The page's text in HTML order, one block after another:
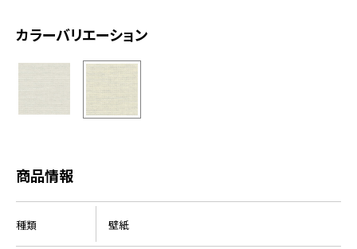
カラーバリエーション
商品情報
種類 壁紙